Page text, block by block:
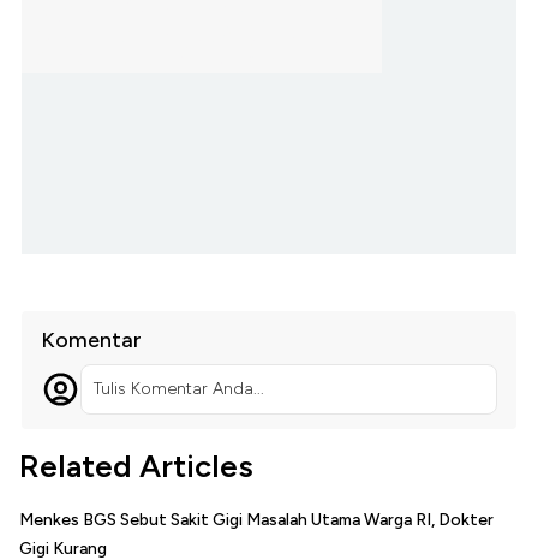
Komentar
Tulis Komentar Anda...
Related Articles
Menkes BGS Sebut Sakit Gigi Masalah Utama Warga RI, Dokter
Gigi Kurang